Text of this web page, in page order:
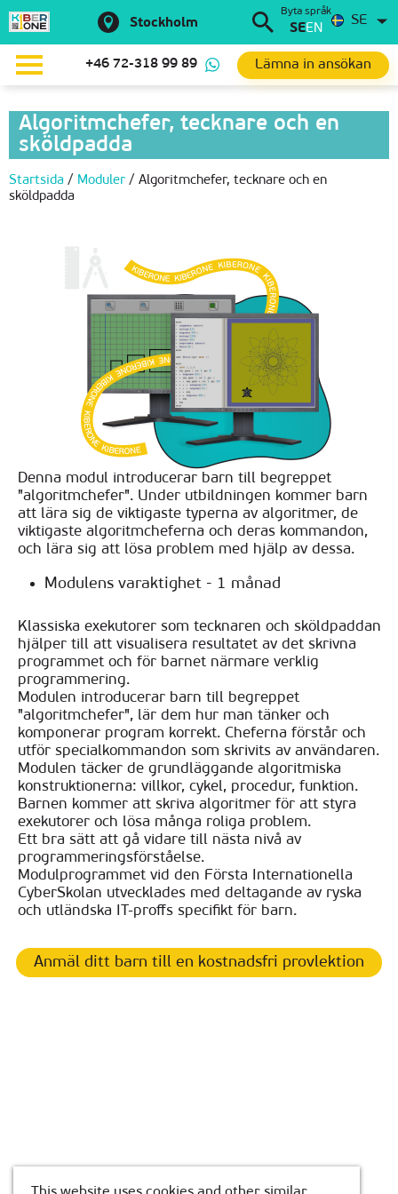
Stockholm
Byta språk
SEEN
SE
+46 72-318 99 89 Lämna in ansökan
Algoritmchefer, tecknare och en
sköldpadda
Startsida / Moduler / Algoritmchefer, tecknare och en
sköldpadda
Denna modul introducerar barn till begreppet
"algoritmchefer". Under utbildningen kommer barn
att lära sig de viktigaste typerna av algoritmer, de
viktigaste algoritmcheferna och deras kommandon,
och lära sig att lösa problem med hjälp av dessa.
Modulens varaktighet - 1 månad
Klassiska exekutorer som tecknaren och sköldpaddan
hjälper till att visualisera resultatet av det skrivna
programmet och för barnet närmare verklig
programmering.
Modulen introducerar barn till begreppet
"algoritmchefer", lär dem hur man tänker och
komponerar program korrekt. Cheferna förstår och
utför specialkommandon som skrivits av användaren.
Modulen täcker de grundläggande algoritmiska
konstruktionerna: villkor, cykel, procedur, funktion.
Barnen kommer att skriva algoritmer för att styra
exekutorer och lösa många roliga problem.
Ett bra sätt att gå vidare till nästa nivå av
programmeringsförståelse.
Modulprogrammet vid den Första Internationella
CyberSkolan utvecklades med deltagande av ryska
och utländska IT-proffs specifikt för barn.
Anmäl ditt barn till en kostnadsfri provlektion